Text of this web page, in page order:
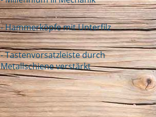
- Hammerköpfe mit Unterfilz
- Tastenvorsatzleiste durch
Metallschiene verstärkt